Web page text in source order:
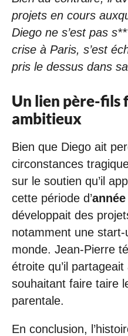
projets en cours
Diego ne s’est pas
crise à Paris, s’est
pris le dessus dans
Un lien père-fils
ambitieux
Bien que Diego ait
circonstances
sur le soutien qu’il
cette période d’
développait des
notamment une
monde. Jean-Pierre
étroite qu’il
souhaitant faire taire
parentale.
En conclusion,